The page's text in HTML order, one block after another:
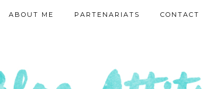
ABOUT ME PARTENARIATS CONTACT